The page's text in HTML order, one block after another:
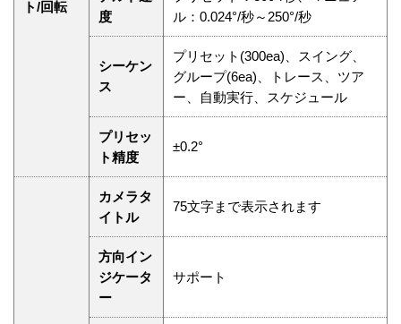
ト/回転
度
ル：0.024°/秒～250°/秒
シーケン
ス
プリセット(300ea)、スイング、
グループ(6ea)、トレース、ツア
ー、自動実行、スケジュール
プリセッ
ト精度
±0.2°
カメラタ
イトル
75文字まで表示されます
方向イン
ジケータ
ー
サポート